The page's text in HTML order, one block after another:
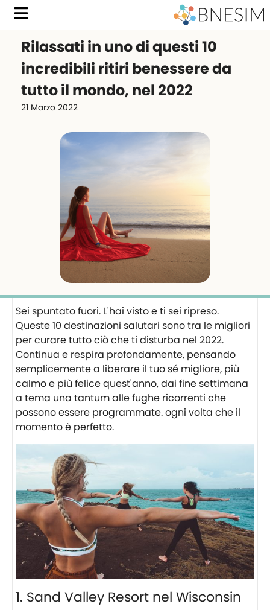
Rilassati in uno di questi 10
incredibili ritiri benessere da
tutto il mondo, nel 2022
21 Marzo 2022
Sei spuntato fuori. L'hai visto e ti sei ripreso.
Queste 10 destinazioni salutari sono tra le migliori
per curare tutto ciò che ti disturba nel 2022.
Continua e respira profondamente, pensando
semplicemente a liberare il tuo sé migliore, più
calmo e più felice quest'anno, dai fine settimana
a tema una tantum alle fughe ricorrenti che
possono essere programmate. ogni volta che il
momento è perfetto.
1. Sand Valley Resort nel Wisconsin